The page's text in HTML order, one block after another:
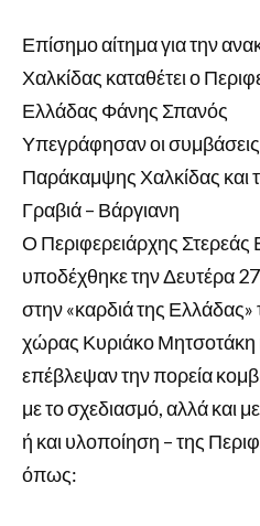
Επίσημο αίτημα για την
Χαλκίδας καταθέτει ο
Ελλάδας Φάνης Σπανός
Υπεγράφησαν οι
Παράκαμψης Χαλκίδας και
Γραβιά – Βάργιανη
Ο Περιφερειάρχης
υποδέχθηκε την Δευτέρα
στην «καρδιά της
χώρας Κυριάκο Μητσοτάκη
επέβλεψαν την πορεία
με το σχεδιασμό, αλλά και
ή και υλοποίηση – της
όπως: